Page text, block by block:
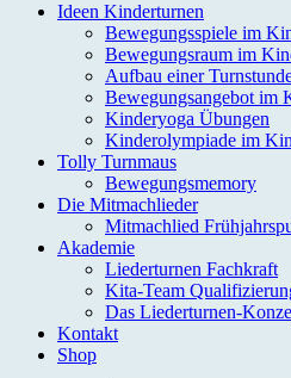
Ideen Kinderturnen
Bewegungsspiele im
Bewegungsraum im
Aufbau einer
Bewegungsangebot im
Kinderyoga Übungen
Kinderolympiade im
Tolly Turnmaus
Bewegungsmemory
Die Mitmachlieder
Mitmachlied
Akademie
Liederturnen Fachkraft
Kita-Team
Das Liederturnen-
Kontakt
Shop